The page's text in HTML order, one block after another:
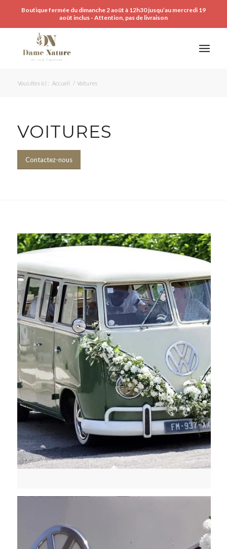
Boutique fermée du dimanche 2 août à 12h30 jusqu’au mercredi 19
août inclus - Attention, pas de livraison
Vous êtes ici : Accueil / Voitures
VOITURES
Contactez-nous